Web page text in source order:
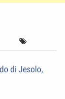
di Jesolo,